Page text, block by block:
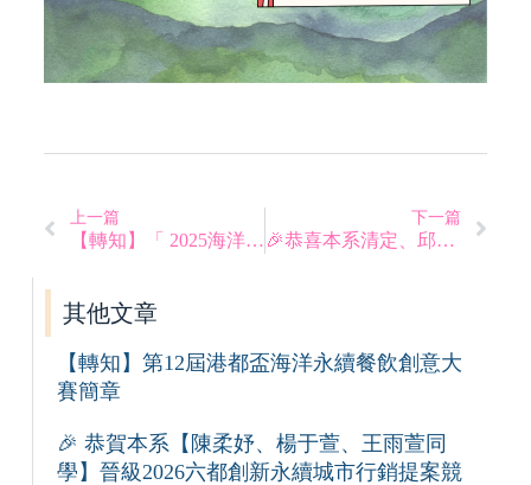
上一篇
【轉知】「 2025海洋文化研究生論壇」徵稿啟事
下一篇
🎉恭喜本系清定、邱子恩、陳子維同學，榮獲第十四屆「城鄉旅遊•綠色饗宴」旅遊行程設計全國競賽第二名！🎉
其他文章
【轉知】第12屆港都盃海洋永續餐飲創意大
賽簡章
🎉 恭賀本系【陳柔妤、楊于萱、王雨萱同
學】晉級2026六都創新永續城市行銷提案競